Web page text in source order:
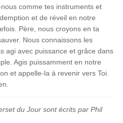
comme tes instruments et
et de réveil en notre
Père, nous croyons en ta
Nous connaissons les
agi avec puissance et grâce dans
Agis puissamment en notre
et appelle-la à revenir vers Toi.
du Jour sont écrits par Phil